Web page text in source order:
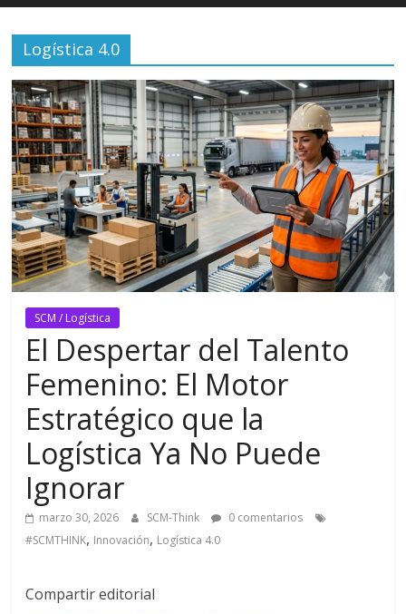
Logística 4.0
SCM / Logística
El Despertar del Talento
Femenino: El Motor
Estratégico que la
Logística Ya No Puede
Ignorar
marzo 30, 2026 SCM-Think
0 comentarios
#SCMTHINK, Innovación, Logística 4.0
Compartir editorial